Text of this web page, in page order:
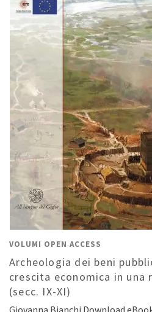
VOLUMI OPEN ACCESS
Archeologia dei beni
crescita economica in una
(secc. IX-XI)
Giovanna Bianchi Download